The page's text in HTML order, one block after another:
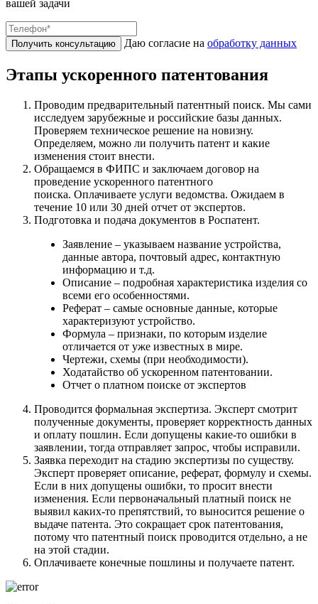
вашей задачи
Получить консультацию Даю согласие на обработку данных
Этапы ускоренного патентования
Проводим предварительный патентный поиск. Мы сами
исследуем зарубежные и российские базы данных.
Проверяем техническое решение на новизну.
Определяем, можно ли получить патент и какие
изменения стоит внести.
Обращаемся в ФИПС и заключаем договор на
проведение ускоренного патентного
поиска. Оплачиваете услуги ведомства. Ожидаем в
течение 10 или 30 дней отчет от экспертов.
Подготовка и подача документов в Роспатент.
Заявление – указываем название устройства,
данные автора, почтовый адрес, контактную
информацию и т.д.
Описание – подробная характеристика изделия со
всеми его особенностями.
Реферат – самые основные данные, которые
характеризуют устройство.
Формула – признаки, по которым изделие
отличается от уже известных в мире.
Чертежи, схемы (при необходимости).
Ходатайство об ускоренном патентовании.
Отчет о платном поиске от экспертов
Проводится формальная экспертиза. Эксперт смотрит
полученные документы, проверяет корректность данных
и оплату пошлин. Если допущены какие-то ошибки в
заявлении, тогда отправляет запрос, чтобы исправили.
Заявка переходит на стадию экспертизы по существу.
Эксперт проверяет описание, реферат, формулу и схемы.
Если в них допущены ошибки, то просит внести
изменения. Если первоначальный платный поиск не
выявил каких-то препятствий, то выносится решение о
выдаче патента. Это сокращает срок патентования,
потому что патентный поиск проводится отдельно, а не
на этой стадии.
Оплачиваете конечные пошлины и получаете патент.